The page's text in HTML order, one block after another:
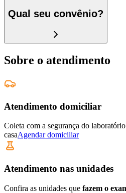
Qual seu convênio?
Sobre o atendimento
Atendimento domiciliar
Coleta com a segurança do
casaAgendar domiciliar
Atendimento nas unidades
Confira as unidades que fazem o